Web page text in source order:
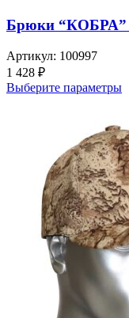
Брюки
Артикул: 100997
1 428 ₽
Выберите параметры